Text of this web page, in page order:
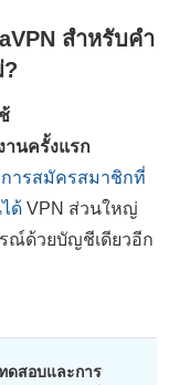
สำหรับคำ
นครั้งแรก
ารสมัครสมาชิกที่
ด้ VPN ส่วนใหญ่
ณ์ด้วยบัญชีเดียวอีก
ดสอบและการ